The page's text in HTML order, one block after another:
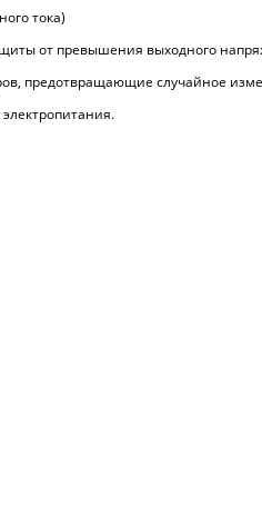
тока)
от превышения выходного
предотвращающие случайное